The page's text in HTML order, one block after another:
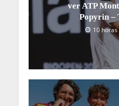
ver ATP
Popyrin –
10 horas